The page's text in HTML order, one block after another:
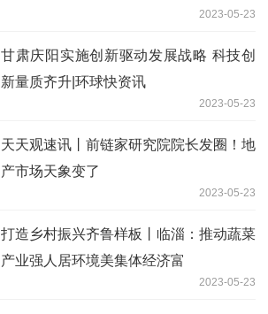
2023-05-23
甘肃庆阳实施创新驱动发展战略 科技创
新量质齐升|环球快资讯
2023-05-23
天天观速讯丨前链家研究院院长发圈！地
产市场天象变了
2023-05-23
打造乡村振兴齐鲁样板丨临淄：推动蔬菜
产业强人居环境美集体经济富
2023-05-23